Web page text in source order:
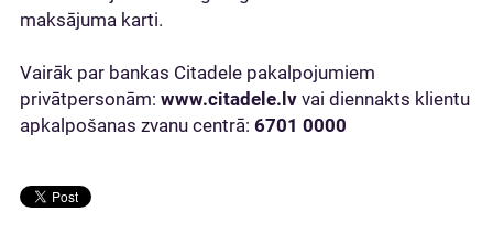
maksājuma karti.
Vairāk par bankas Citadele pakalpojumiem
privātpersonām: www.citadele.lv vai diennakts klientu
apkalpošanas zvanu centrā: 6701 0000